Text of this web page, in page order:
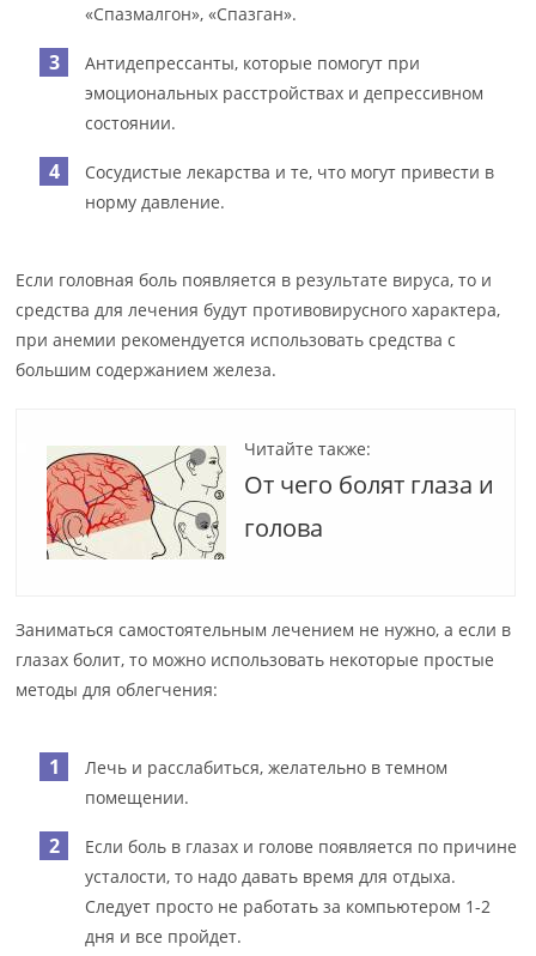
«Спазмалгон», «Спазган».
Антидепрессанты, которые помогут при
эмоциональных расстройствах и депрессивном
состоянии.
Сосудистые лекарства и те, что могут привести в
норму давление.
Если головная боль появляется в результате вируса, то и
средства для лечения будут противовирусного характера,
при анемии рекомендуется использовать средства с
большим содержанием железа.
Читайте также:
От чего болят глаза и
голова
Заниматься самостоятельным лечением не нужно, а если в
глазах болит, то можно использовать некоторые простые
методы для облегчения:
Лечь и расслабиться, желательно в темном
помещении.
Если боль в глазах и голове появляется по причине
усталости, то надо давать время для отдыха.
Следует просто не работать за компьютером 1-2
дня и все пройдет.